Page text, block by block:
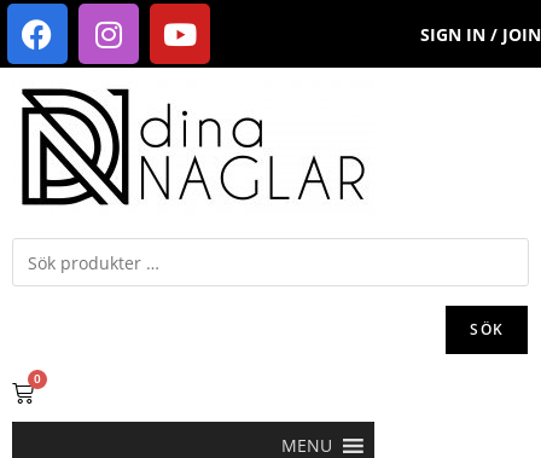
SIGN IN / JOIN
SÖK
0
MENU